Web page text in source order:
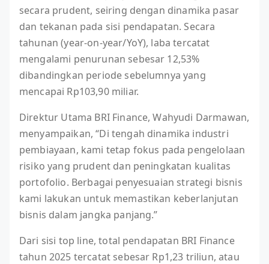
secara prudent, seiring dengan dinamika pasar
dan tekanan pada sisi pendapatan. Secara
tahunan (year-on-year/YoY), laba tercatat
mengalami penurunan sebesar 12,53%
dibandingkan periode sebelumnya yang
mencapai Rp103,90 miliar.
Direktur Utama BRI Finance, Wahyudi Darmawan,
menyampaikan, “Di tengah dinamika industri
pembiayaan, kami tetap fokus pada pengelolaan
risiko yang prudent dan peningkatan kualitas
portofolio. Berbagai penyesuaian strategi bisnis
kami lakukan untuk memastikan keberlanjutan
bisnis dalam jangka panjang.”
Dari sisi top line, total pendapatan BRI Finance
tahun 2025 tercatat sebesar Rp1,23 triliun, atau